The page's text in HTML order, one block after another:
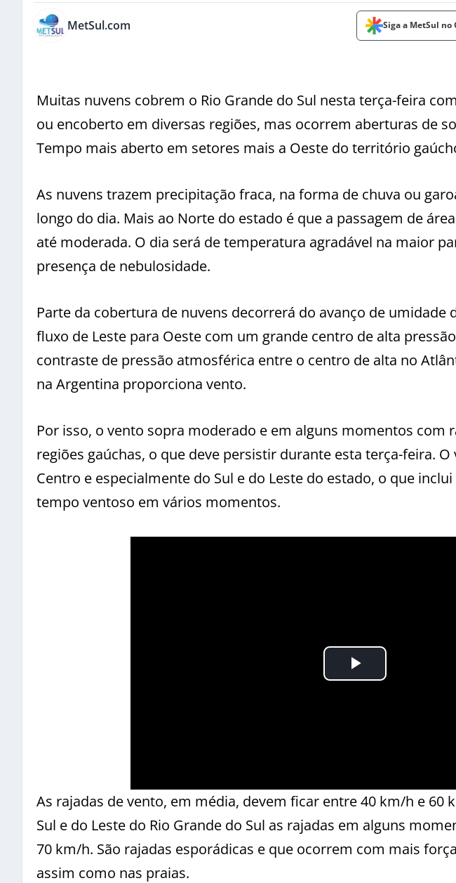
MetSul.com Siga a MetSul no
Muitas nuvens cobrem o Rio Grande do Sul nesta terça-feira
ou encoberto em diversas regiões, mas ocorrem aberturas de
Tempo mais aberto em setores mais a Oeste do território
As nuvens trazem precipitação fraca, na forma de chuva ou
longo do dia. Mais ao Norte do estado é que a passagem de
até moderada. O dia será de temperatura agradável na maior
presença de nebulosidade.
Parte da cobertura de nuvens decorrerá do avanço de umidade
fluxo de Leste para Oeste com um grande centro de alta
contraste de pressão atmosférica entre o centro de alta no
na Argentina proporciona vento.
Por isso, o vento sopra moderado e em alguns momentos com
regiões gaúchas, o que deve persistir durante esta terça-feira.
Centro e especialmente do Sul e do Leste do estado, o que
tempo ventoso em vários momentos.
As rajadas de vento, em média, devem ficar entre 40 km/h e 60
Sul e do Leste do Rio Grande do Sul as rajadas em alguns
70 km/h. São rajadas esporádicas e que ocorrem com mais
assim como nas praias.